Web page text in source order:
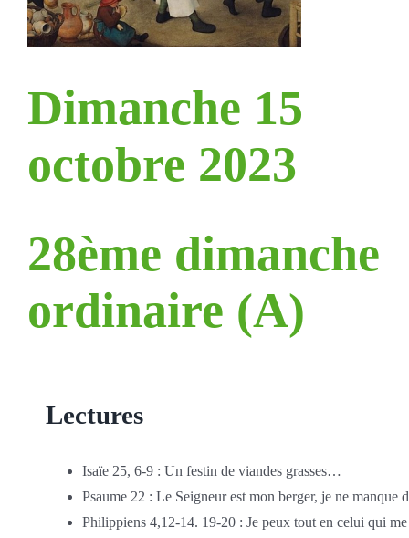
Dimanche 15
octobre 2023
28ème dimanche
ordinaire (A)
Lectures
Isaïe 25, 6-9 : Un festin de viandes grasses…
Psaume 22 : Le Seigneur est mon berger, je ne manque
Philippiens 4,12-14. 19-20 : Je peux tout en celui qui